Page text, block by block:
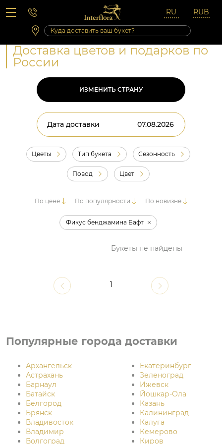
Вопросы-ответы
Сб 10:00 ‐ 14:00
Выходные и праздничные дни
Доставка цветов и подарков по
России
ИЗМЕНИТЬ СТРАНУ
Дата доставки
Цветы Тип букета Сезонность
Повод Цвет
По цене По популярности По новизне
Фикус бенджамина Бафт
Букеты не найдены
1
Популярные города доставки
Архангельск
Астрахань
Барнаул
Батайск
Белгород
Брянск
Владивосток
Владимир
Волгоград
Екатеринбург
Зеленоград
Ижевск
Йошкар-Ола
Казань
Калининград
Калуга
Кемерово
Киров